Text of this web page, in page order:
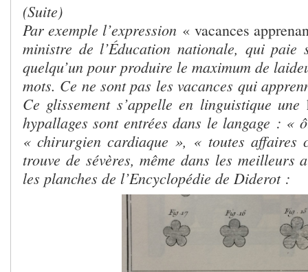
(Suite)
Par exemple l’expression « vacances
ministre de l’Éducation nationale, qui paie
quelqu’un pour produire le maximum de
mots. Ce ne sont pas les vacances qui
Ce glissement s’appelle en linguistique une
hypallages sont entrées dans le langage : «
« chirurgien cardiaque », « toutes affaires
trouve de sévères, même dans les
les planches de l’Encyclopédie de Diderot :